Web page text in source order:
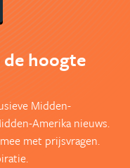
hoogte
Midden-
Amerika nieuws.
met prijsvragen.